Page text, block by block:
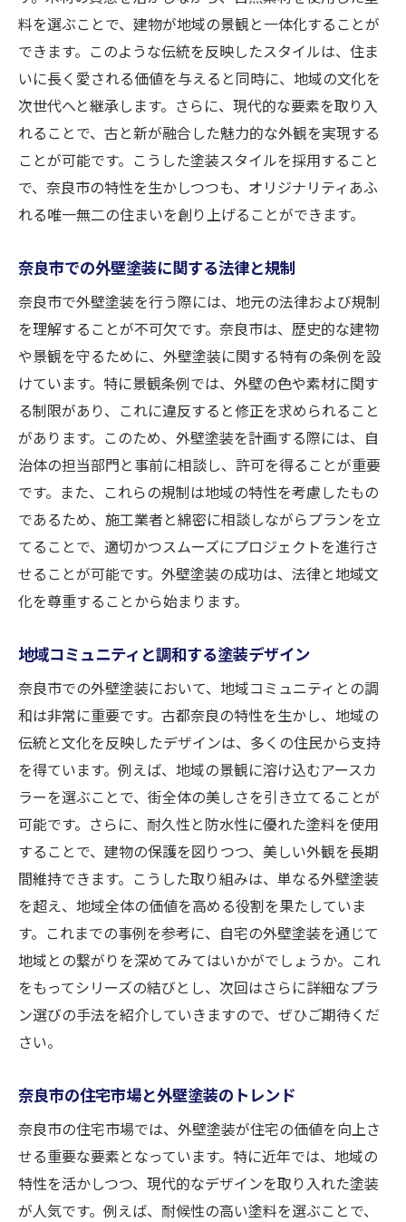
料を選ぶことで、建物が地域の景観と一体化することが
できます。このような伝統を反映したスタイルは、住ま
いに長く愛される価値を与えると同時に、地域の文化を
次世代へと継承します。さらに、現代的な要素を取り入
れることで、古と新が融合した魅力的な外観を実現する
ことが可能です。こうした塗装スタイルを採用すること
で、奈良市の特性を生かしつつも、オリジナリティあふ
れる唯一無二の住まいを創り上げることができます。
奈良市での外壁塗装に関する法律と規制
奈良市で外壁塗装を行う際には、地元の法律および規制
を理解することが不可欠です。奈良市は、歴史的な建物
や景観を守るために、外壁塗装に関する特有の条例を設
けています。特に景観条例では、外壁の色や素材に関す
る制限があり、これに違反すると修正を求められること
があります。このため、外壁塗装を計画する際には、自
治体の担当部門と事前に相談し、許可を得ることが重要
です。また、これらの規制は地域の特性を考慮したもの
であるため、施工業者と綿密に相談しながらプランを立
てることで、適切かつスムーズにプロジェクトを進行さ
せることが可能です。外壁塗装の成功は、法律と地域文
化を尊重することから始まります。
地域コミュニティと調和する塗装デザイン
奈良市での外壁塗装において、地域コミュニティとの調
和は非常に重要です。古都奈良の特性を生かし、地域の
伝統と文化を反映したデザインは、多くの住民から支持
を得ています。例えば、地域の景観に溶け込むアースカ
ラーを選ぶことで、街全体の美しさを引き立てることが
可能です。さらに、耐久性と防水性に優れた塗料を使用
することで、建物の保護を図りつつ、美しい外観を長期
間維持できます。こうした取り組みは、単なる外壁塗装
を超え、地域全体の価値を高める役割を果たしていま
す。これまでの事例を参考に、自宅の外壁塗装を通じて
地域との繋がりを深めてみてはいかがでしょうか。これ
をもってシリーズの結びとし、次回はさらに詳細なプラ
ン選びの手法を紹介していきますので、ぜひご期待くだ
さい。
奈良市の住宅市場と外壁塗装のトレンド
奈良市の住宅市場では、外壁塗装が住宅の価値を向上さ
せる重要な要素となっています。特に近年では、地域の
特性を活かしつつ、現代的なデザインを取り入れた塗装
が人気です。例えば、耐候性の高い塗料を選ぶことで、